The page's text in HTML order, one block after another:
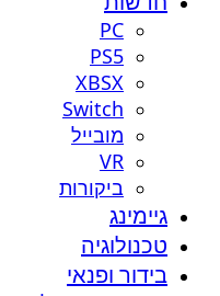
PC
PS5
XBSX
Switch
מובייל
VR
ביקורות
גיימינג
טכנולוגיה
בידור ופנאי